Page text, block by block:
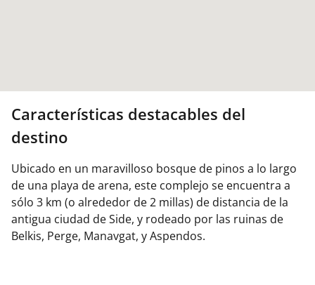
Características destacables del
destino
Ubicado en un maravilloso bosque de pinos a lo largo
de una playa de arena, este complejo se encuentra a
sólo 3 km (o alrededor de 2 millas) de distancia de la
antigua ciudad de Side, y rodeado por las ruinas de
Belkis, Perge, Manavgat, y Aspendos.